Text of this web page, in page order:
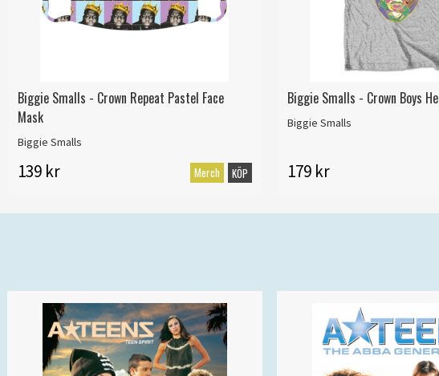
Biggie Smalls - Crown Repeat Pastel Face
Mask
Biggie Smalls
139 kr Merch KÖP
Biggie Smalls - Crown Boys
Biggie Smalls
179 kr